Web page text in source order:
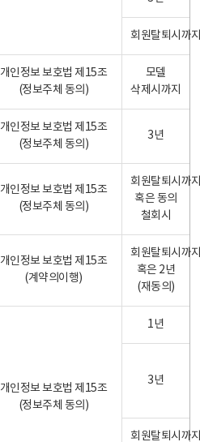
회원탈퇴시까
개인정보 보호법 제15조
(정보주체 동의)
모델
삭제시까지
개인정보 보호법 제15조
(정보주체 동의)
3년
개인정보 보호법 제15조
(정보주체 동의)
회원탈퇴시까
혹은 동의
철회시
개인정보 보호법 제15조
(계약의이행)
회원탈퇴시까
혹은 2년
(재동의)
개인정보 보호법 제15조
(정보주체 동의)
1년
3년
회원탈퇴시까